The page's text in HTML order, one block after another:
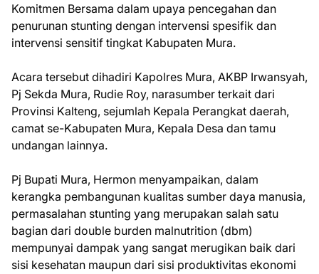
Komitmen Bersama dalam upaya pencegahan dan
penurunan stunting dengan intervensi spesifik dan
intervensi sensitif tingkat Kabupaten Mura.
Acara tersebut dihadiri Kapolres Mura, AKBP Irwansyah,
Pj Sekda Mura, Rudie Roy, narasumber terkait dari
Provinsi Kalteng, sejumlah Kepala Perangkat daerah,
camat se-Kabupaten Mura, Kepala Desa dan tamu
undangan lainnya.
Pj Bupati Mura, Hermon menyampaikan, dalam
kerangka pembangunan kualitas sumber daya manusia,
permasalahan stunting yang merupakan salah satu
bagian dari double burden malnutrition (dbm)
mempunyai dampak yang sangat merugikan baik dari
sisi kesehatan maupun dari sisi produktivitas ekonomi